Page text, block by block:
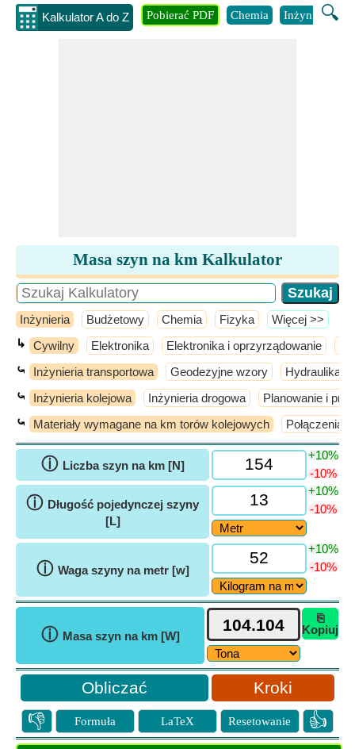
Kalkulator A do Z 🔍
Pobierać PDF Chemia Inżynieria
Masa szyn na km Kalkulator
Inżynieria Budżetowy Chemia Fizyka ​Więcej >>
↳ Cywilny Elektronika Elektronika i oprzyrządowanie
⤿ Inżynieria transportowa Geodezyjne wzory Hydraulika i
⤿ Inżynieria kolejowa Inżynieria drogowa Planowanie i
⤿ Materiały wymagane na km torów kolejowych Połączenia
ⓘ Liczba szyn na km [N]
+10%
-10%
ⓘ Długość pojedynczej szyny
[L]
+10%
-10%
ⓘ Waga szyny na metr [w]
+10%
-10%
ⓘ Masa szyn na km [W]
⎘
Kopiuj
Kroki
👎 Formuła LaTeX Resetowanie 👍